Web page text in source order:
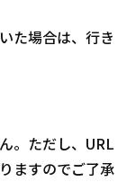
た場合は、行き
。ただし、URL
ますのでご了承